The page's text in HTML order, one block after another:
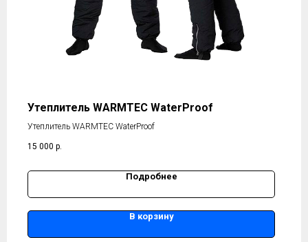
Утеплитель WARMTEC WaterProof
Утеплитель WARMTEC WaterProof
15 000 р.
Подробнее
В корзину